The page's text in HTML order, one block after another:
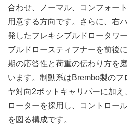
合わせ、ノーマル、コンフォー
用意する方向です。さらに、右
発したフレキシブルドロータワ
ブルドロースティフナーを前後
期の応答性と荷重の伝わり方を
います。制動系はBrembo製のフ
ヤ対向2ポットキャリパーに加
ローターを採用し、コントロー
を図る構成です。